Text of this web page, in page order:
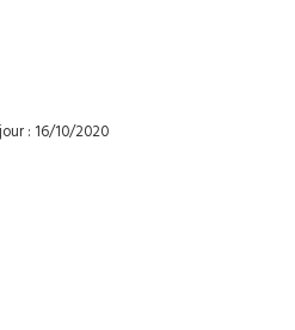
: 16/10/2020